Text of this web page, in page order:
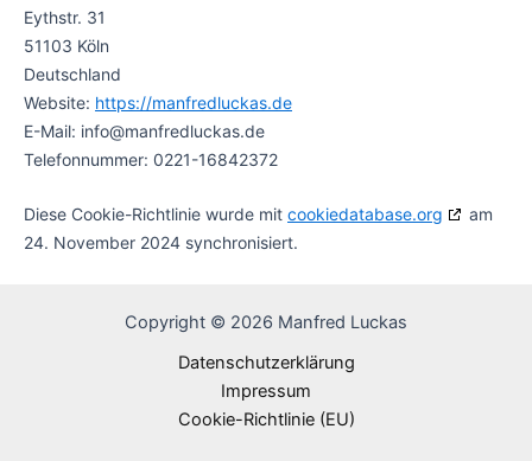
Eythstr. 31
51103 Köln
Deutschland
Website: https://manfredluckas.de
E-Mail: info@manfredluckas.de
Telefonnummer: 0221-16842372
Diese Cookie-Richtlinie wurde mit cookiedatabase.org
am
24. November 2024 synchronisiert.
Copyright © 2026 Manfred Luckas
Datenschutzerklärung
Impressum
Cookie-Richtlinie (EU)